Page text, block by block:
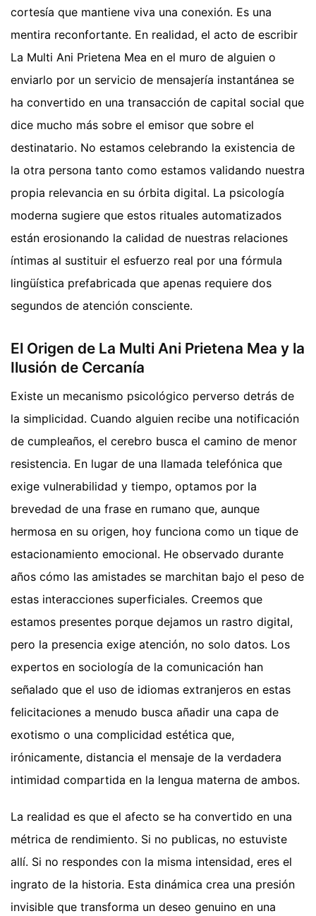
cortesía que mantiene viva una conexión. Es una
mentira reconfortante. En realidad, el acto de escribir
La Multi Ani Prietena Mea en el muro de alguien o
enviarlo por un servicio de mensajería instantánea se
ha convertido en una transacción de capital social que
dice mucho más sobre el emisor que sobre el
destinatario. No estamos celebrando la existencia de
la otra persona tanto como estamos validando nuestra
propia relevancia en su órbita digital. La psicología
moderna sugiere que estos rituales automatizados
están erosionando la calidad de nuestras relaciones
íntimas al sustituir el esfuerzo real por una fórmula
lingüística prefabricada que apenas requiere dos
segundos de atención consciente.
El Origen de La Multi Ani Prietena Mea y la
Ilusión de Cercanía
Existe un mecanismo psicológico perverso detrás de
la simplicidad. Cuando alguien recibe una notificación
de cumpleaños, el cerebro busca el camino de menor
resistencia. En lugar de una llamada telefónica que
exige vulnerabilidad y tiempo, optamos por la
brevedad de una frase en rumano que, aunque
hermosa en su origen, hoy funciona como un tique de
estacionamiento emocional. He observado durante
años cómo las amistades se marchitan bajo el peso de
estas interacciones superficiales. Creemos que
estamos presentes porque dejamos un rastro digital,
pero la presencia exige atención, no solo datos. Los
expertos en sociología de la comunicación han
señalado que el uso de idiomas extranjeros en estas
felicitaciones a menudo busca añadir una capa de
exotismo o una complicidad estética que,
irónicamente, distancia el mensaje de la verdadera
intimidad compartida en la lengua materna de ambos.
La realidad es que el afecto se ha convertido en una
métrica de rendimiento. Si no publicas, no estuviste
allí. Si no respondes con la misma intensidad, eres el
ingrato de la historia. Esta dinámica crea una presión
invisible que transforma un deseo genuino en una